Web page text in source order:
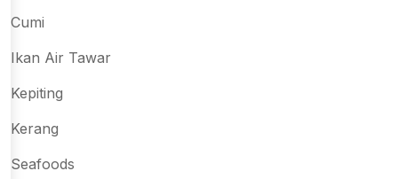
Cumi
Ikan Air Tawar
Kepiting
Kerang
Seafoods